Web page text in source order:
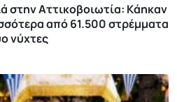
στην Αττικοβοιωτία: Kάηκαν
από 61.500 στρέμματα
νύχτες